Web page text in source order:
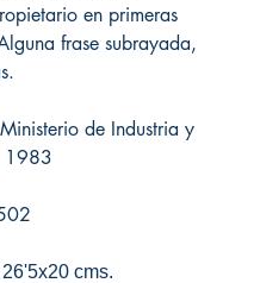
en primeras
frase subrayada,
de Industria y
1983
cms.